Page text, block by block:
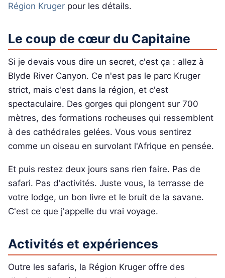
Région Kruger pour les détails.
Le coup de cœur du Capitaine
Si je devais vous dire un secret, c'est ça : allez à
Blyde River Canyon. Ce n'est pas le parc Kruger
strict, mais c'est dans la région, et c'est
spectaculaire. Des gorges qui plongent sur 700
mètres, des formations rocheuses qui ressemblent
à des cathédrales gelées. Vous vous sentirez
comme un oiseau en survolant l'Afrique en pensée.
Et puis restez deux jours sans rien faire. Pas de
safari. Pas d'activités. Juste vous, la terrasse de
votre lodge, un bon livre et le bruit de la savane.
C'est ce que j'appelle du vrai voyage.
Activités et expériences
Outre les safaris, la Région Kruger offre des